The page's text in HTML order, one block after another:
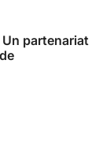
Un partenariat